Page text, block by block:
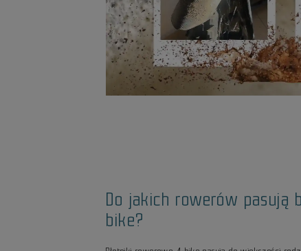
Do jakich rowerów pasują
bike?